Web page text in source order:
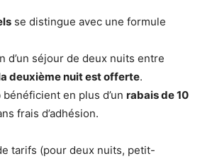
se distingue avec une formule
d’un séjour de deux nuits entre
deuxième nuit est offerte.
en plus d’un rabais de 10
frais d’adhésion.
tarifs (pour deux nuits, petit-